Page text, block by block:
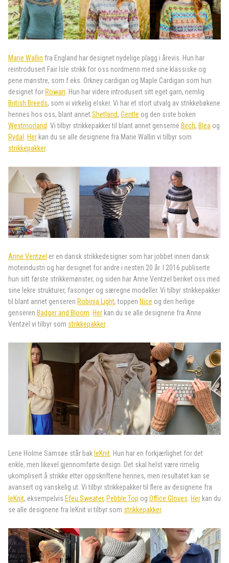
Marie Wallin fra England har designet nydelige plagg i årevis. Hun har
reintrodusert Fair Isle strikk for oss nordmenn med sine klassiske og
pene mønstre, som f.eks. Orkney cardigan og Maple Cardigan som hun
designet for Rowan. Hun har videre introdusert sitt eget garn, nemlig
British Breeds, som vi virkelig elsker. Vi har et stort utvalg av strikkebøkene
hennes hos oss, blant annetShetland, Gentle og den siste boken
Westmorland. Vi tilbyr strikkepakker til blant annet genserne Birch, Blea og
Rydal . Her kan du se alle designene fra Marie Wallin vi tilbyr som
strikkepakker.
Anne Ventzel er en dansk strikkedesigner som har jobbet innen dansk
moteindustri og har designet for andre i nesten 20 år. I 2016 publiserte
hun sitt første strikkemønster, og siden har Anne Ventzel beriket oss med
sine lekre strukturer, fasonger og særegne modeller. Vi tilbyr strikkepakker
til blant annet genseren Robinia Light, toppen Nice og den herlige
genseren Badger and Bloom. Her kan du se alle designene fra Anne
Ventzel vi tilbyr som strikkepakker.
Lene Holme Samsøe står bak leKnit. Hun har en forkjærlighet for det
enkle, men likevel gjennomførte design. Det skal helst være rimelig
ukomplisert å strikke etter oppskriftene hennes, men resultatet kan se
avansert og vanskelig ut. Vi tilbyr strikkepakker til flere av designene fra
leKnit, eksempelvis Efeu Sweater, Pebble Top og Office Gloves. Her kan du
se alle designene fra leKnit vi tilbyr som strikkepakker.